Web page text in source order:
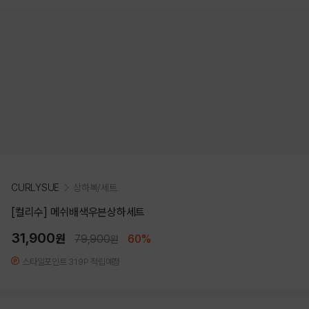
CURLYSUE 상하복/세트
[컬리수] 메쉬배색우븐상하세트
31,900원 79,900원 60%
스타일포인트 319P 적립예정